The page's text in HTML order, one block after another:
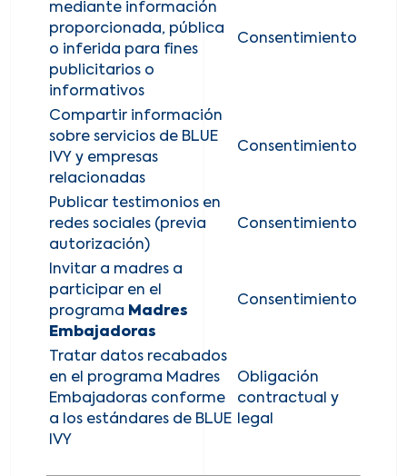
mediante información
proporcionada, pública
o inferida para fines
publicitarios o
informativos
Consentimiento
Compartir información
sobre servicios de BLUE
IVY y empresas
relacionadas
Consentimiento
Publicar testimonios en
redes sociales (previa
autorización)
Consentimiento
Invitar a madres a
participar en el
programa Madres
Embajadoras
Consentimiento
Tratar datos recabados
en el programa Madres
Embajadoras conforme
a los estándares de BLUE
IVY
Obligación
contractual y
legal